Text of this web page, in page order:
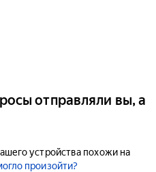
отправляли вы, а
устройства похожи на
произойти?